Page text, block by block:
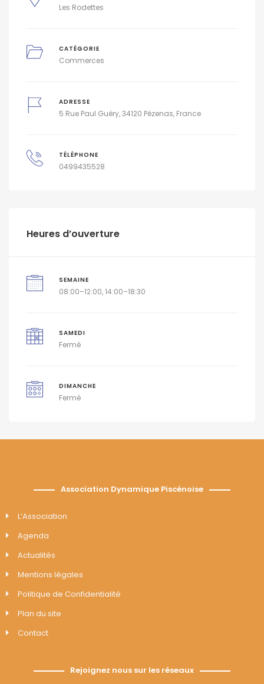
Les Rodettes
CATÉGORIE
Commerces
ADRESSE
5 Rue Paul Guéry, 34120 Pézenas, France
TÉLÉPHONE
0499435528
Heures d’ouverture
SEMAINE
08:00–12:00, 14:00–18:30
SAMEDI
Fermé
DIMANCHE
Fermé
Association Dynamique Piscénoise
L’Association
Agenda
Actualités
Mentions légales
Politique de Confidentialité
Plan du site
Contact
Rejoignez nous sur les réseaux